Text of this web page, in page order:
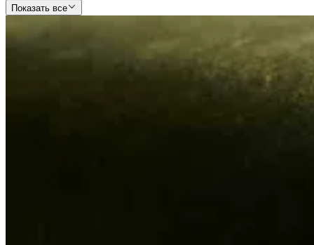
Показать все